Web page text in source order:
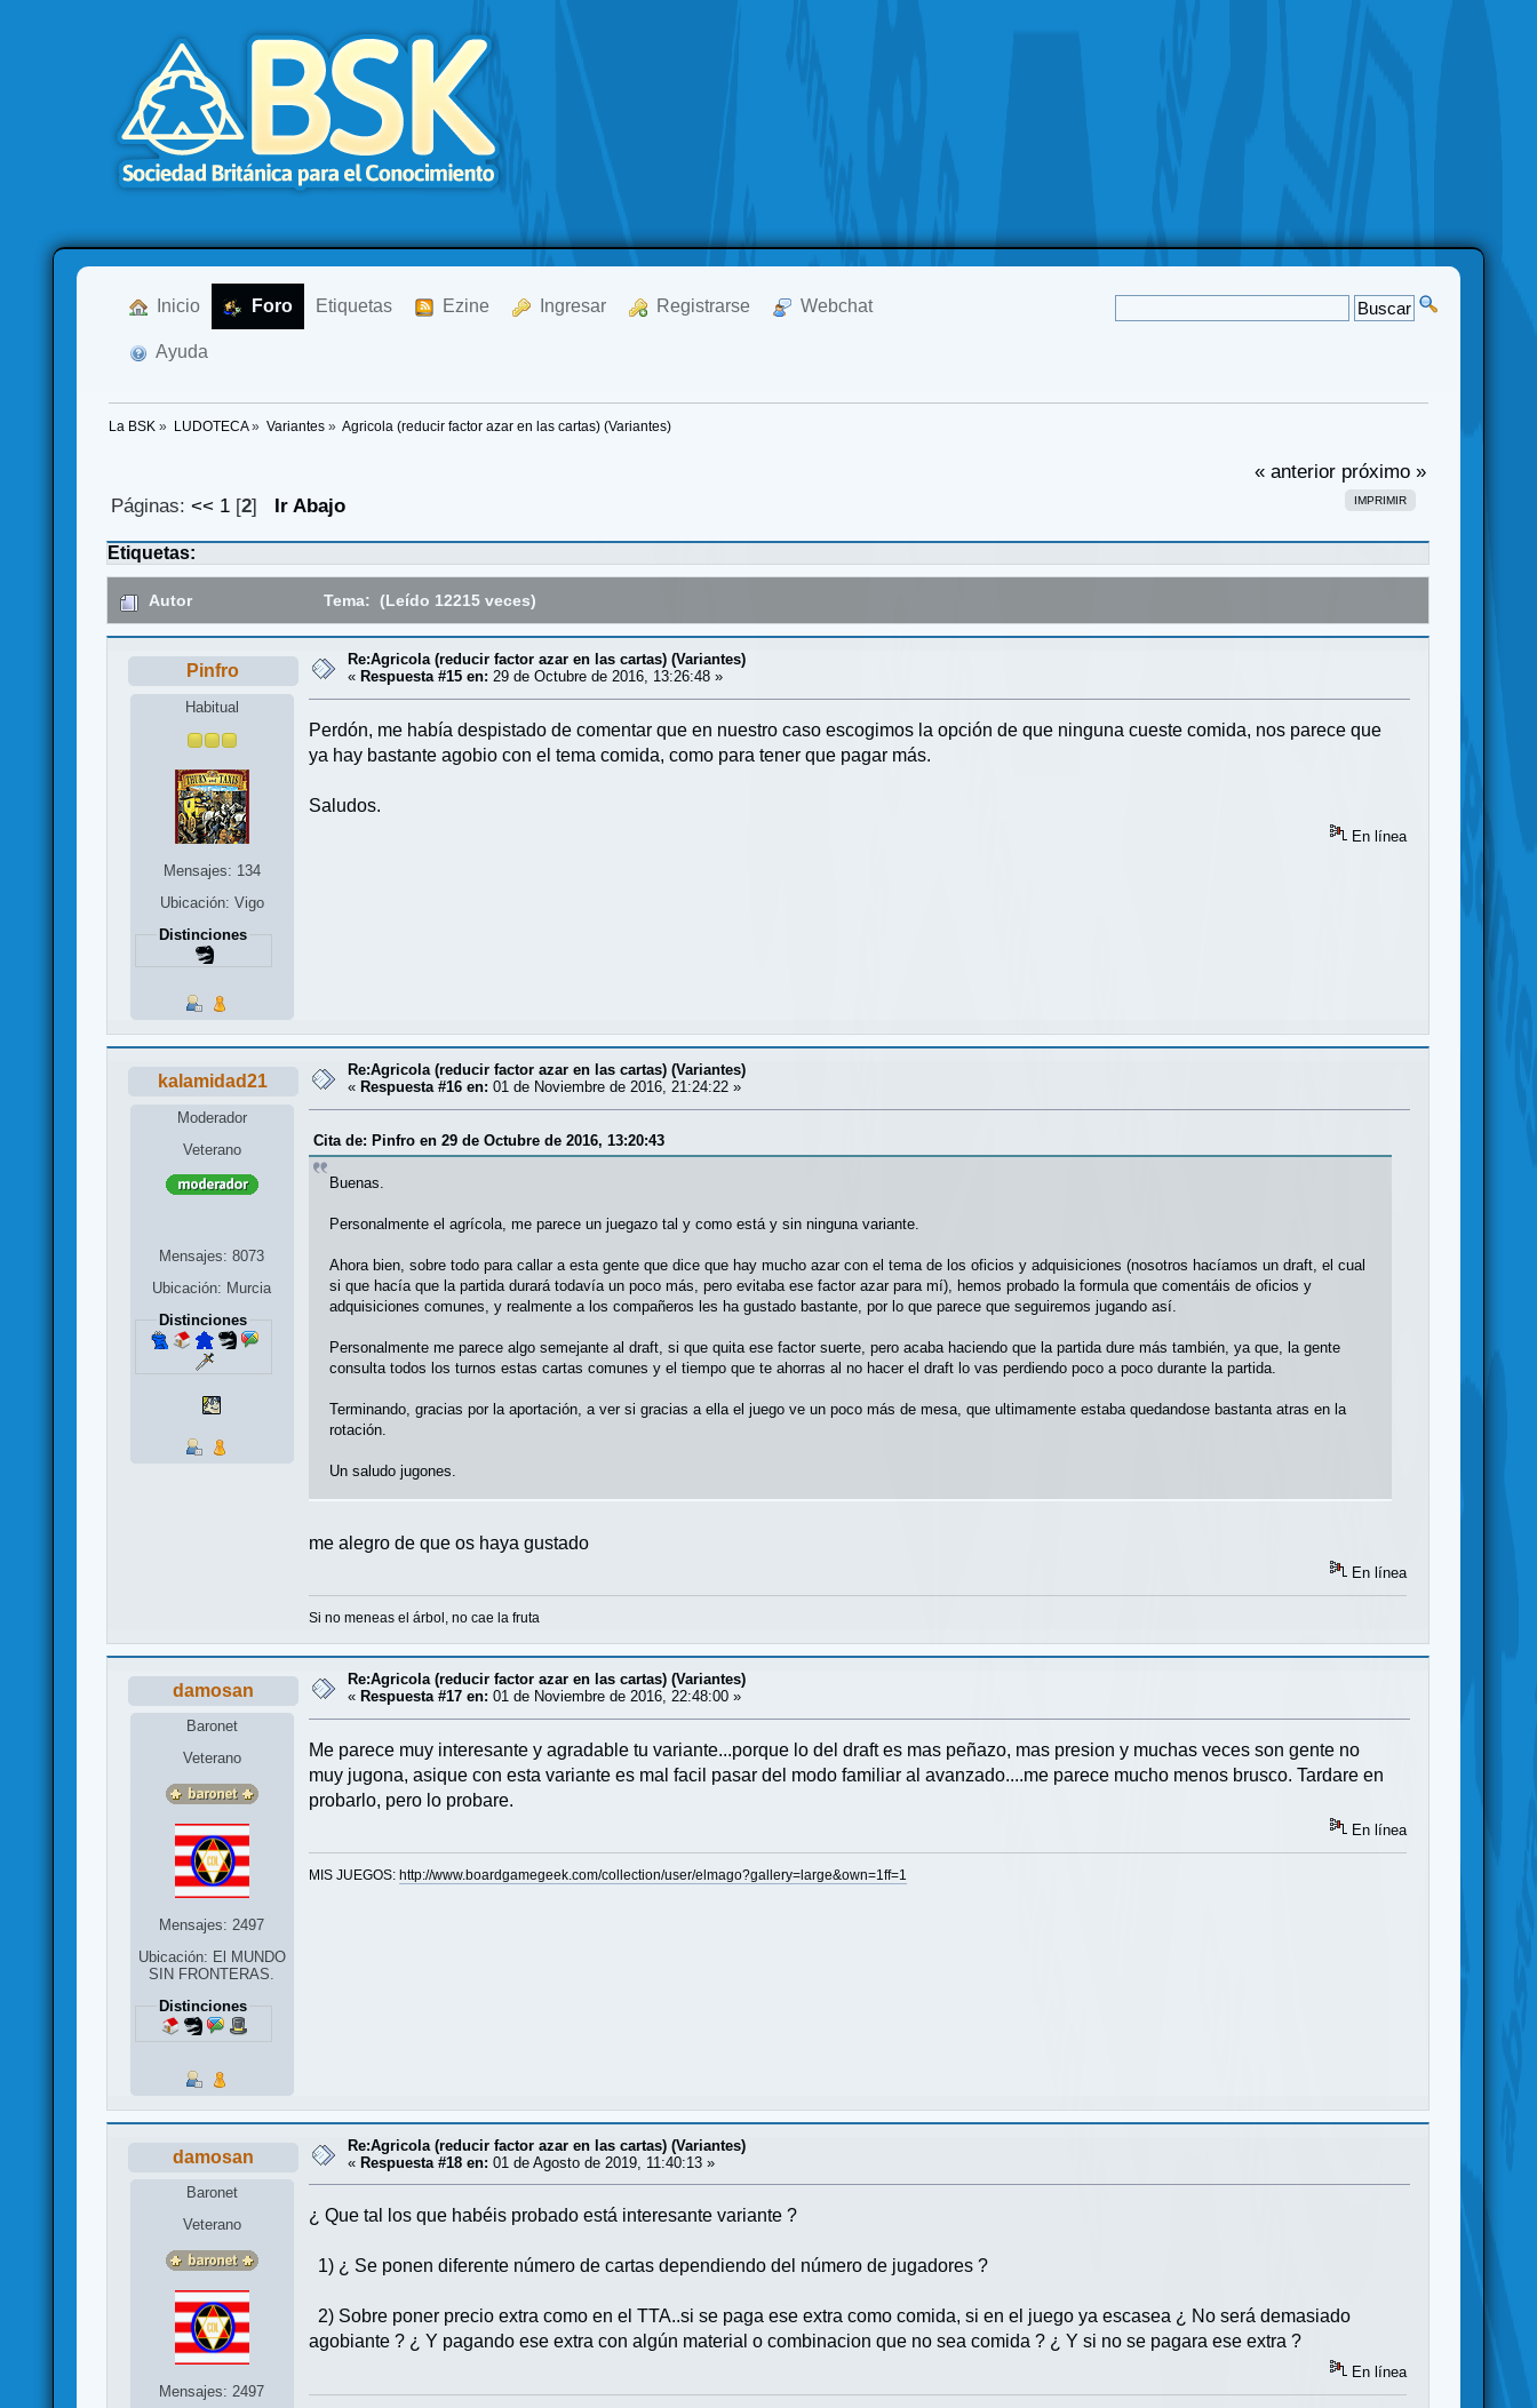
Inicio Foro Etiquetas Ezine Ingresar Registrarse Webchat
Ayuda
La BSK » LUDOTECA» Variantes» Agricola (reducir factor azar en las cartas) (Variantes)
« anterior próximo »
IMPRIMIR
Páginas: << 1[2] Ir Abajo
Etiquetas:
Autor Tema: (Leído 12215 veces)
Pinfro
Habitual
Mensajes: 134
Ubicación: Vigo
Distinciones
Re:Agricola (reducir factor azar en las cartas) (Variantes)
« Respuesta #15 en: 29 de Octubre de 2016, 13:26:48 »
Perdón, me había despistado de comentar que en nuestro caso escogimos la opción de que ninguna cueste comida, nos parece que
ya hay bastante agobio con el tema comida, como para tener que pagar más.
Saludos.
En línea
kalamidad21
Moderador
Veterano
Mensajes: 8073
Ubicación: Murcia
Distinciones
Re:Agricola (reducir factor azar en las cartas) (Variantes)
« Respuesta #16 en: 01 de Noviembre de 2016, 21:24:22 »
Cita de: Pinfro en 29 de Octubre de 2016, 13:20:43
Buenas.
Personalmente el agrícola, me parece un juegazo tal y como está y sin ninguna variante.
Ahora bien, sobre todo para callar a esta gente que dice que hay mucho azar con el tema de los oficios y adquisiciones (nosotros hacíamos un draft, el cual
si que hacía que la partida durará todavía un poco más, pero evitaba ese factor azar para mí), hemos probado la formula que comentáis de oficios y
adquisiciones comunes, y realmente a los compañeros les ha gustado bastante, por lo que parece que seguiremos jugando así.
Personalmente me parece algo semejante al draft, si que quita ese factor suerte, pero acaba haciendo que la partida dure más también, ya que, la gente
consulta todos los turnos estas cartas comunes y el tiempo que te ahorras al no hacer el draft lo vas perdiendo poco a poco durante la partida.
Terminando, gracias por la aportación, a ver si gracias a ella el juego ve un poco más de mesa, que ultimamente estaba quedandose bastanta atras en la
rotación.
Un saludo jugones.
me alegro de que os haya gustado
En línea
Si no meneas el árbol, no cae la fruta
damosan
Baronet
Veterano
Mensajes: 2497
Ubicación: El MUNDO
SIN FRONTERAS.
Distinciones
Re:Agricola (reducir factor azar en las cartas) (Variantes)
« Respuesta #17 en: 01 de Noviembre de 2016, 22:48:00 »
Me parece muy interesante y agradable tu variante...porque lo del draft es mas peñazo, mas presion y muchas veces son gente no
muy jugona, asique con esta variante es mal facil pasar del modo familiar al avanzado....me parece mucho menos brusco. Tardare en
probarlo, pero lo probare.
En línea
MIS JUEGOS: http://www.boardgamegeek.com/collection/user/elmago?gallery=large&own=1ff=1
damosan
Baronet
Veterano
Mensajes: 2497
Re:Agricola (reducir factor azar en las cartas) (Variantes)
« Respuesta #18 en: 01 de Agosto de 2019, 11:40:13 »
¿ Que tal los que habéis probado está interesante variante ?
1) ¿ Se ponen diferente número de cartas dependiendo del número de jugadores ?
2) Sobre poner precio extra como en el TTA..si se paga ese extra como comida, si en el juego ya escasea ¿ No será demasiado
agobiante ? ¿ Y pagando ese extra con algún material o combinacion que no sea comida ? ¿ Y si no se pagara ese extra ?
En línea